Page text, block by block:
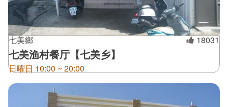
七美鄉 18031
七美渔村餐厅【七美乡】
日曜日 10:00 ~ 20:00